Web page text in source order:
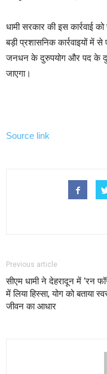
धामी सरकार की इस कार्रवाई
बड़ी प्रशासनिक कार्रवाइयों में
जनधन के दुरुपयोग और पद के
जाएगा।
Source link
Previous article
सीएम धामी ने देहरादून में ‘रन
में लिया हिस्सा, योग को बताया
जीवन का आधार